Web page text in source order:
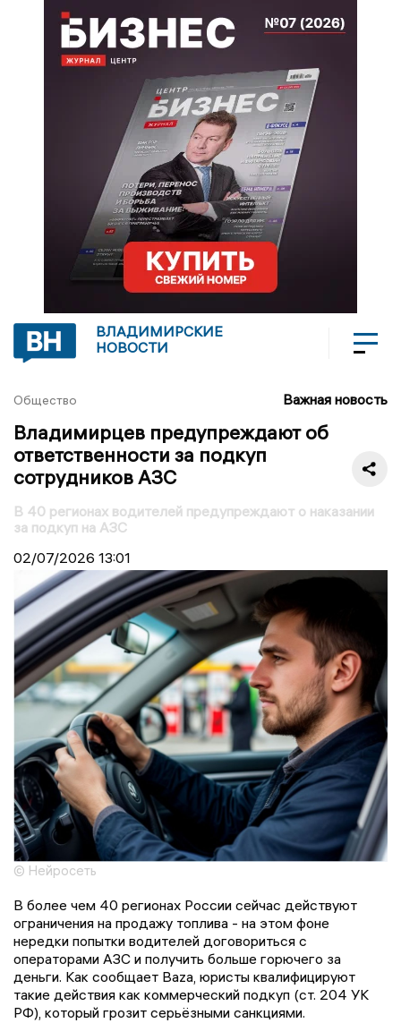
ВЛАДИМИРСКИЕ
НОВОСТИ
Общество Важная новость
Владимирцев предупреждают об
ответственности за подкуп
сотрудников АЗС
В 40 регионах водителей предупреждают о наказании
за подкуп на АЗС
02/07/2026 13:01
© Нейросеть
В более чем 40 регионах России сейчас действуют
ограничения на продажу топлива - на этом фоне
нередки попытки водителей договориться с
операторами АЗС и получить больше горючего за
деньги. Как сообщает Baza, юристы квалифицируют
такие действия как коммерческий подкуп (ст. 204 УК
РФ), который грозит серьёзными санкциями.